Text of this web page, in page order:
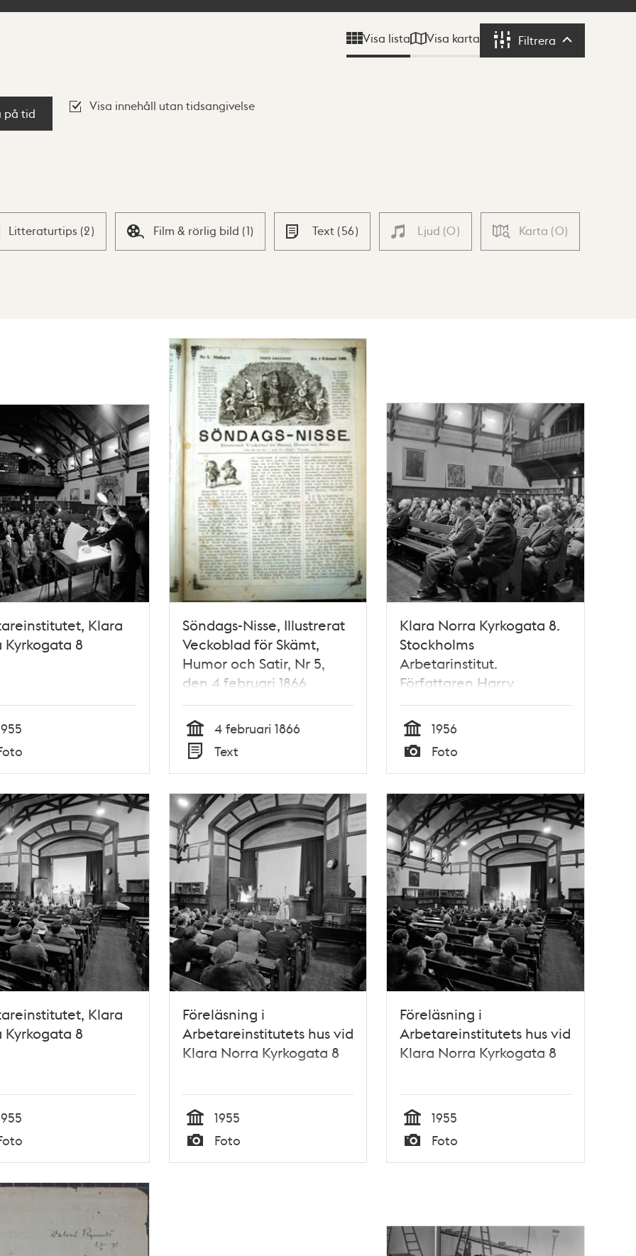
Visa lista Visa karta Filtrera Filtrera
på tid
Visa innehåll utan tidsangivelse
Litteraturtips (2) Film & rörlig bild (1) Text (56) Ljud (0) Karta (0)
Klara
Kyrkogata 8
Söndags-Nisse, Illustrerat
Veckoblad för Skämt,
Humor och Satir, Nr 5,
den 4 februari 1866
Tid
4 februari 1866
Typ
Text
Klara Norra Kyrkogata 8.
Stockholms
Arbetarinstitut.
Författaren Harry
Martinson håller föredrag.
Tid
1956
Typ
Foto
Klara
Kyrkogata 8
Föreläsning i
Arbetareinstitutets hus vid
Klara Norra Kyrkogata 8
Tid
1955
Typ
Foto
Föreläsning i
Arbetareinstitutets hus vid
Klara Norra Kyrkogata 8
Tid
1955
Typ
Foto